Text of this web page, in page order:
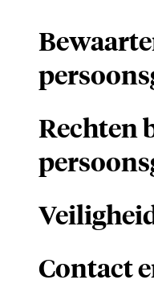
Rechten
Contact